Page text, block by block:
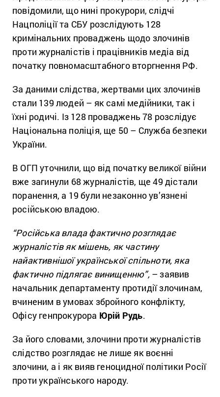
повідомили, що нині прокурори, слідчі
Нацполіції та СБУ розслідують 128
кримінальних проваджень щодо злочинів
проти журналістів і працівників медіа від
початку повномасштабного вторгнення РФ.
За даними слідства, жертвами цих злочинів
стали 139 людей – як самі медійники, так і
їхні родичі. Із 128 проваджень 78 розслідує
Національна поліція, ще 50 – Служба безпеки
України.
В ОГП уточнили, що від початку великої війни
вже загинули 68 журналістів, ще 49 дістали
поранення, а 19 були незаконно ув’язнені
російською владою.
“Російська влада фактично розглядає
журналістів як мішень, як частину
найактивнішої української спільноти, яка
фактично підлягає винищенню”,– заявив
начальник департаменту протидії злочинам,
вчиненим в умовах збройного конфлікту,
Офісу генпрокурора Юрій Рудь.
За його словами, злочини проти журналістів
слідство розглядає не лише як воєнні
злочини, а і як вияв геноцидної політики Росії
проти українського народу.